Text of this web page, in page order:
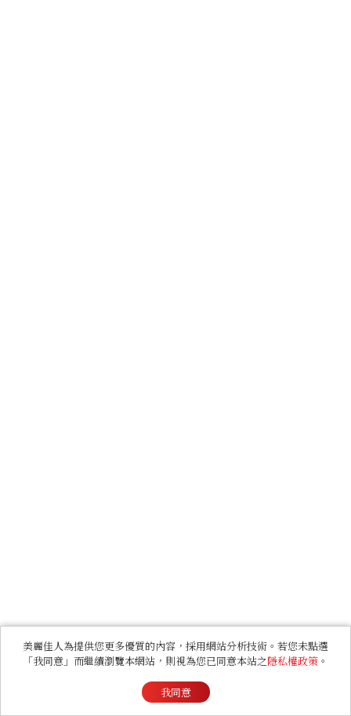
美麗佳人為提供您更多優質的內容，採用網站分析技術。若您未點選
「我同意」而繼續瀏覽本網站，則視為您已同意本站之隱私權政策 。
我同意